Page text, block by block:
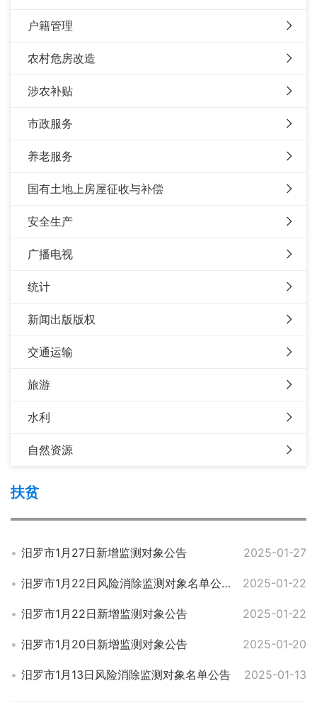
户籍管理
农村危房改造
涉农补贴
市政服务
养老服务
国有土地上房屋征收与补偿
安全生产
广播电视
统计
新闻出版版权
交通运输
旅游
水利
自然资源
扶贫
汨罗市1月27日新增监测对象公告 2025-01-27
汨罗市1月22日风险消除监测对象名单公告 2025-01-22
汨罗市1月22日新增监测对象公告 2025-01-22
汨罗市1月20日新增监测对象公告 2025-01-20
汨罗市1月13日风险消除监测对象名单公告 2025-01-13